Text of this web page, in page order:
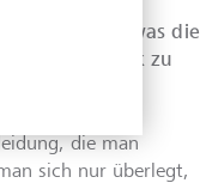
beobachten, was die
einzigen Klick zu
die man
sich nur überlegt,